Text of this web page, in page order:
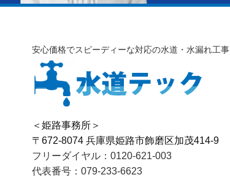
安心価格でスピーディーな対応の水道・水漏れ工事
＜姫路事務所＞
〒672-8074 兵庫県姫路市飾磨区加茂414-9
フリーダイヤル：0120-621-003
代表番号：079-233-6623